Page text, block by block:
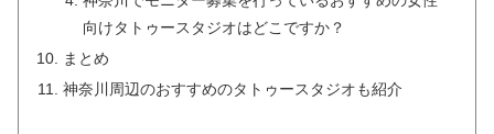
向けタトゥースタジオはどこですか？
まとめ
神奈川周辺のおすすめのタトゥースタジオも紹介